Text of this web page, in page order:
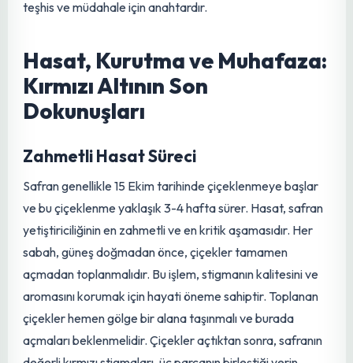
Safran, genellikle dayanıklı bir bitki olsa da, uygun
olmayan koşullarda bazı hastalık ve zararlılarla
karşılaşabilir. Özellikle nemli ve ağır topraklarda fungal
ekim derinliği ve havalandırma, bu tür hastalıkların
önlenmesinde temel faktörlerdir. Fare ve diğer
kemirgenler de yumrulara zarar verebilir. Bu tür
zararlılarla mücadelede tuzaklar veya doğal caydırıcılar
kullanılabilir. Kimyasal mücadeleden mümkün olduğunca
kaçınmak, ürünün organik ve doğalyapısını korumakiçin
önemlidir. Sürekli toprak analizi ve bitki gözlemi, erken
teşhis ve müdahale için anahtardır.